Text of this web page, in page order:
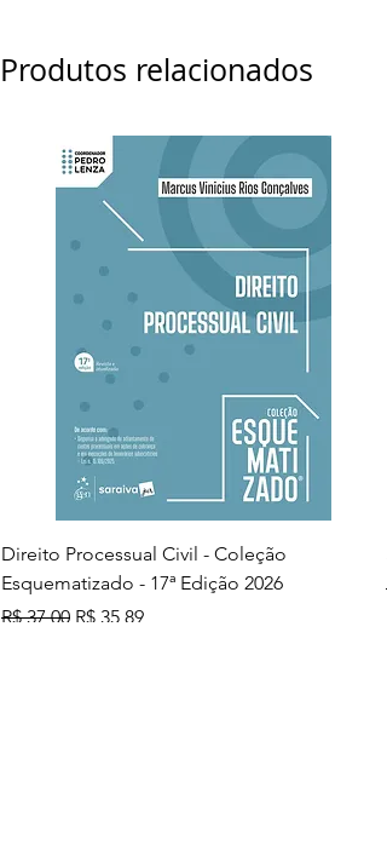
Produtos relacionados
Direito Processual Civil - Coleção
Esquematizado - 17ª Edição 2026
Preço normal
R$ 37,00 Preço promocional
R$ 35,89